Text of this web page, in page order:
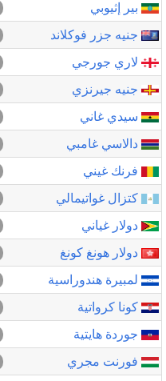
بير إثيوبي
جنيه جزر فوكلاند
لاري جورجي
جنيه جيرنزي
سيدي غاني
دالاسي غامبي
فرنك غيني
كتزال غواتيمالي
دولار غياني
دولار هونغ كونغ
لمبيرة هندوراسية
كونا كرواتية
جوردة هايتية
فورنت مجري